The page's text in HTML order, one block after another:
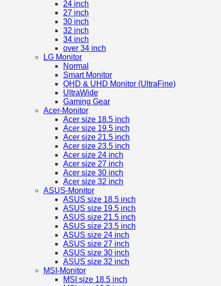
24 inch
27 inch
30 inch
32 inch
34 inch
over 34 inch
LG Monitor
Normal
Smart Monitor
QHD & UHD Monitor (UltraFine)
UltraWide
Gaming Gear
Acer-Monitor
Acer size 18.5 inch
Acer size 19.5 inch
Acer size 21.5 inch
Acer size 23.5 inch
Acer size 24 inch
Acer size 27 inch
Acer size 30 inch
Acer size 32 inch
ASUS-Monitor
ASUS size 18.5 inch
ASUS size 19.5 inch
ASUS size 21.5 inch
ASUS size 23.5 inch
ASUS size 24 inch
ASUS size 27 inch
ASUS size 30 inch
ASUS size 32 inch
MSI-Monitor
MSI size 18.5 inch